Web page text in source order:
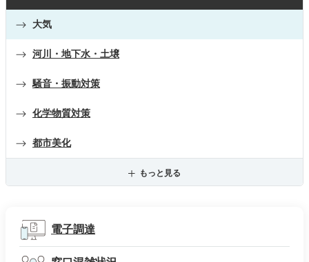
大気
河川・地下水・土壌
騒音・振動対策
化学物質対策
都市美化
もっと見る
電子調達